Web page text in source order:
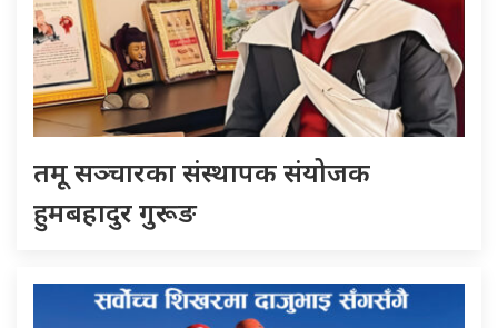
तमू सञ्चारका संस्थापक संयोजक
हुमबहादुर गुरूङ